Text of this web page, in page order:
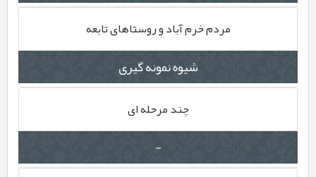
مردم خرم آباد و روستاهای تابعه
شیوه نمونه گیری
چند مرحله ای
-